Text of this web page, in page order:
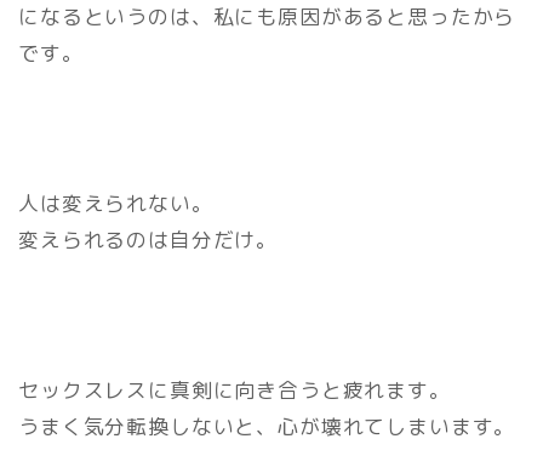
になるというのは、私にも原因があると思ったから
です。
人は変えられない。
変えられるのは自分だけ。
セックスレスに真剣に向き合うと疲れます。
うまく気分転換しないと、心が壊れてしまいます。